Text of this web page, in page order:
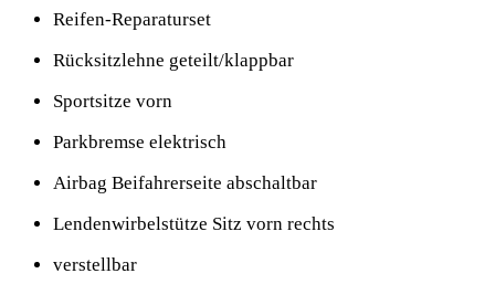
Reifen-Reparaturset
Rücksitzlehne geteilt/klappbar
Sportsitze vorn
Parkbremse elektrisch
Airbag Beifahrerseite abschaltbar
Lendenwirbelstütze Sitz vorn rechts
verstellbar